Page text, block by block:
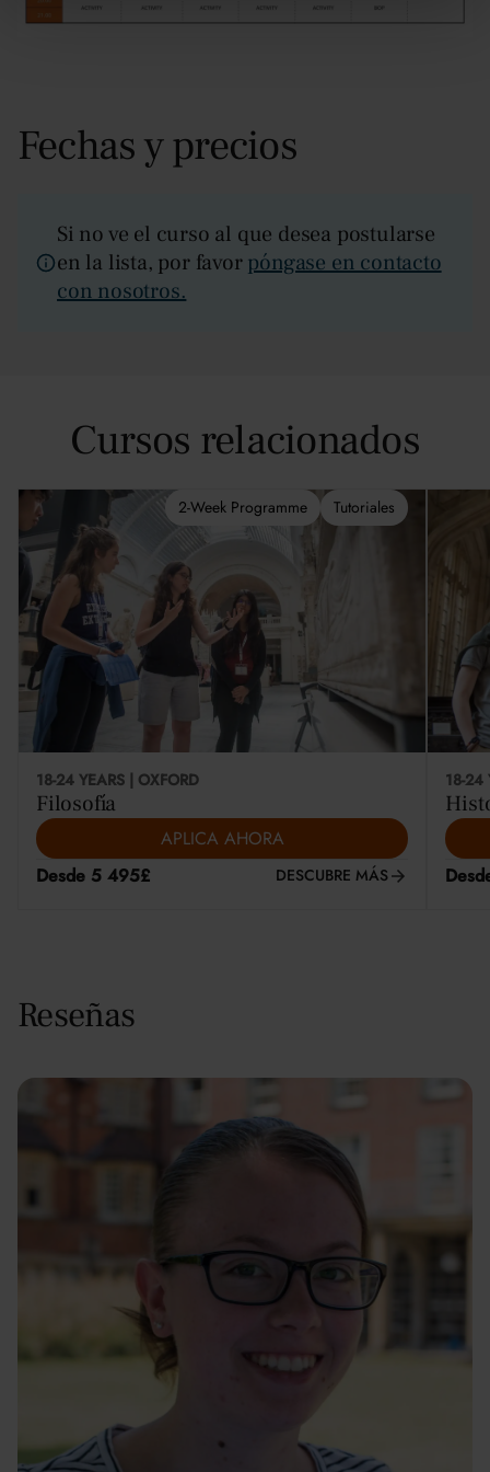
Fechas y precios
Si no ve el curso al que desea postularse
en la lista, por favorpóngase en contacto
con nosotros.
Cursos relacionados
18-24 YEARS | OXFORD
Filosofía
APLICA AHORA
Desde 5 495£
DESCUBRE MÁS
2-Week Programme Tutoriales
18-24
Reseñas